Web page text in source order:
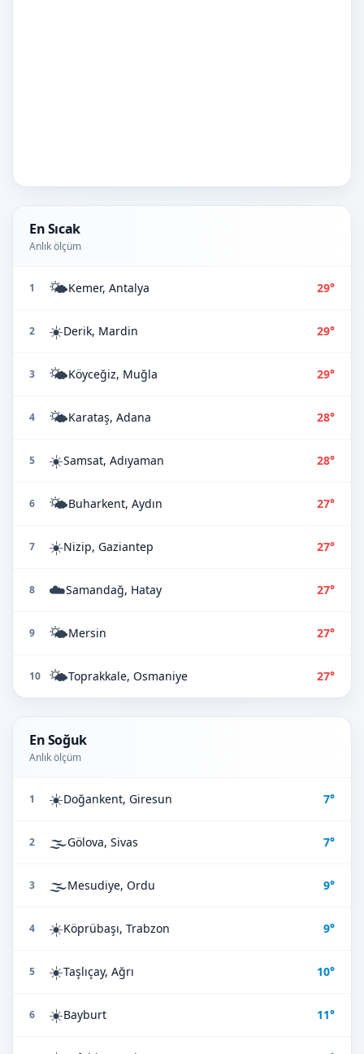
En Sıcak
Anlık ölçüm
1 🌤️Kemer, Antalya 29°
2 ☀️Derik, Mardin 29°
3 🌤️Köyceğiz, Muğla 29°
4 🌤️Karataş, Adana 28°
5 ☀️Samsat, Adıyaman 28°
6 🌤️Buharkent, Aydın 27°
7 ☀️Nizip, Gaziantep 27°
8 ☁️Samandağ, Hatay 27°
9 🌤️Mersin 27°
10 🌤️Toprakkale, Osmaniye 27°
En Soğuk
Anlık ölçüm
1 ☀️Doğankent, Giresun 7°
2 🌫️Gölova, Sivas 7°
3 🌫️Mesudiye, Ordu 9°
4 ☀️Köprübaşı, Trabzon 9°
5 ☀️Taşlıçay, Ağrı 10°
6 ☀️Bayburt 11°